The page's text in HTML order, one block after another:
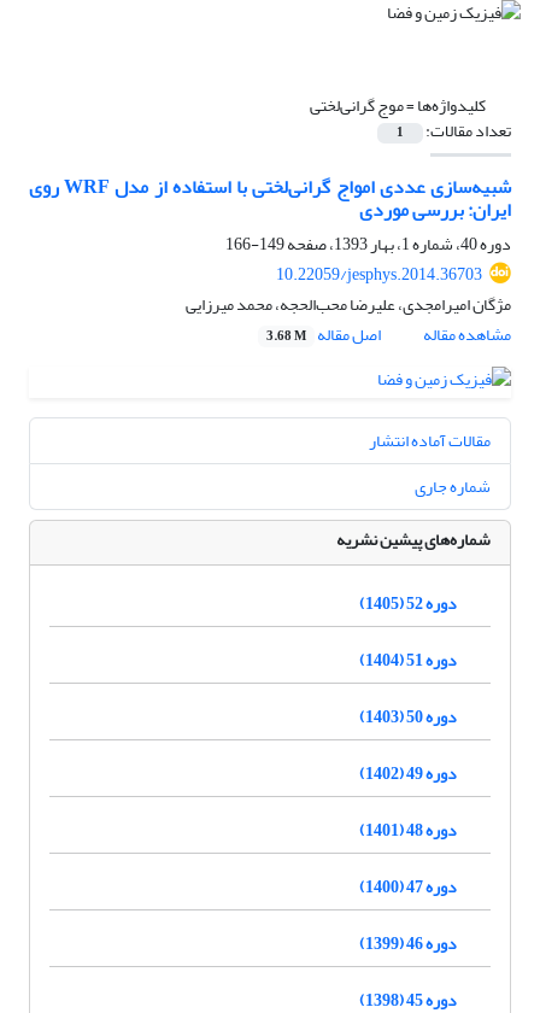
کلیدواژه‌ها =موج گرانی‌لختی
تعداد مقالات: 1
شبیه‌سازی عددی امواج گرانی‌لختی با استفاده از مدل WRF روی
ایران: بررسی موردی
دوره 40، شماره 1، بهار 1393، صفحه
149-166
10.22059/jesphys.2014.36703
مژگان امیرامجدی، علیرضا محب‌الحجه، محمد میرزایی
مشاهده مقاله
اصل مقاله 3.68 M
مقالات آماده انتشار
شماره جاری
شماره‌های پیشین نشریه
دوره 52 (1405)
دوره 51 (1404)
دوره 50 (1403)
دوره 49 (1402)
دوره 48 (1401)
دوره 47 (1400)
دوره 46 (1399)
دوره 45 (1398)